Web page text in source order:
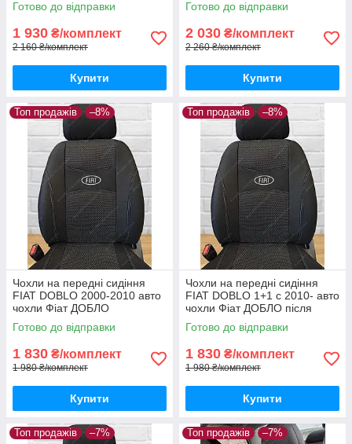
Готово до відправки
1 930 ₴/комплект
2 160 ₴/комплект
Купити
Готово до відправки
2 030 ₴/комплект
2 260 ₴/комплект
Купити
Топ продажів –8%
Чохли на передні сидіння
FIAT DOBLO 2000-2010 авто
чохли Фіат ДОБЛО
ПАНОРАМА до 2010
(передні)
Готово до відправки
1 830 ₴/комплект
1 980 ₴/комплект
Купити
Топ продажів –8%
Чохли на передні сидіння
FIAT DOBLO 1+1 с 2010- авто
чохли Фіат ДОБЛО після
2010 (передні)
Готово до відправки
1 830 ₴/комплект
1 980 ₴/комплект
Купити
Топ продажів –7% Топ продажів –7%